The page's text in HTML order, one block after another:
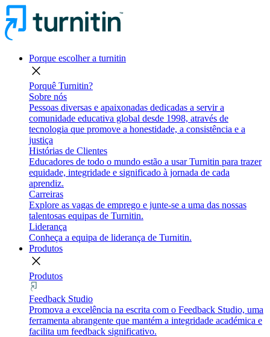
Porque escolher a turnitin
close
Porquê Turnitin?
Sobre nós
Pessoas diversas e apaixonadas dedicadas a servir a
comunidade educativa global desde 1998, através de
tecnologia que promove a honestidade, a consistência e a
justiça
Histórias de Clientes
Educadores de todo o mundo estão a usar Turnitin para trazer
equidade, integridade e significado à jornada de cada
aprendiz.
Carreiras
Explore as vagas de emprego e junte-se a uma das nossas
talentosas equipas de Turnitin.
Liderança
Conheça a equipa de liderança de Turnitin.
Produtos
close
Produtos
Feedback Studio
Promova a excelência na escrita com o Feedback Studio, uma
ferramenta abrangente que mantém a integridade académica e
facilita um feedback significativo.